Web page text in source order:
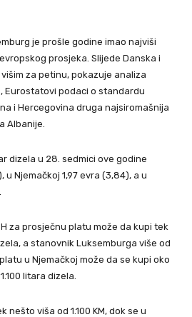
je prošle godine imao najviši
prosjeka. Slijede Danska i
za petinu, pokazuje analiza
Eurostatovi podaci o standardu
i Hercegovina druga najsiromašnija
Albanije.
dizela u 28. sedmici ove godine
u Njemačkoj 1,97 evra (3,84), a u
za prosječnu platu može da kupi tek
a stanovnik Luksemburga više od
u Njemačkoj može da se kupi oko
litara dizela.
nešto viša od 1.100 KM, dok se u